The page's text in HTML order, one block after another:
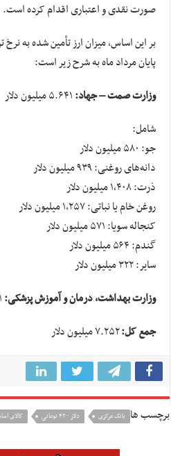
صورت نقدی و اعتباری اقدام کرده است.
بر این اساس، میزان ارز تأمین شده به
پایان مرداد ماه به شرح زیر است:
وزارت صمت – جهاد:
شامل:
جو: ۵۸۰ میلیون دلار
دانه‌های روغنی: ۹۳۹ میلیون دلار
ذرت: ۱,۴۰۸ میلیون دلار
روغن خام یا نباتی: ۱,۲۵۷ میلیون دلار
کنجاله سویا: ۵۷۱ میلیون دلار
گندم: ۵۶۴ میلیون دلار
سایر: ۳۲۲ میلیون دلار
وزارت بهداشت، درمان و آموزش پزشکی:
جمع کل:۷.۲۵۲ میلیون دلار
برچسب ها بانک مرکزی دلار ۴۲۰۰ تومانی کالای